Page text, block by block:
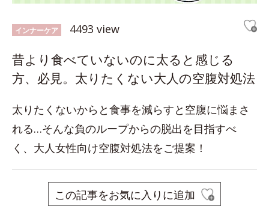
インナーケア 4493 view
昔より食べていないのに太ると感じる
方、必見。太りたくない大人の空腹対処法
太りたくないからと食事を減らすと空腹に悩まさ
れる…そんな負のループからの脱出を目指すべ
く、大人女性向け空腹対処法をご提案！
この記事をお気に入りに追加